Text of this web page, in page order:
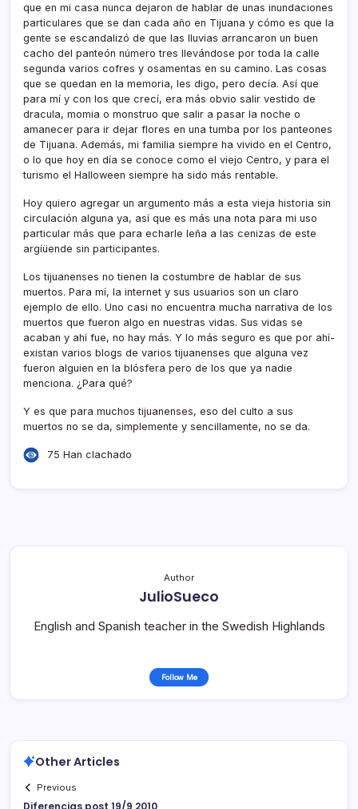
que en mi casa nunca dejaron de hablar de unas inundaciones
particulares que se dan cada año en Tijuana y cómo es que la
gente se escandalizó de que las lluvias arrancaron un buen
cacho del panteón número tres llevándose por toda la calle
segunda varios cofres y osamentas en su camino. Las cosas
que se quedan en la memoria, les digo, pero decí­a. Así­ que
para mí­ y con los que crecí­, era más obvio salir vestido de
dracula, momia o monstruo que salir a pasar la noche o
amanecer para ir dejar flores en una tumba por los panteones
de Tijuana. Además, mi familia siempre ha vivido en el Centro,
o lo que hoy en dí­a se conoce como el viejo Centro, y para el
turismo el Halloween siempre ha sido más rentable.
Hoy quiero agregar un argumento más a esta vieja historia sin
circulación alguna ya, así­ que es más una nota para mi uso
particular más que para echarle leña a las cenizas de este
argíüende sin participantes.
Los tijuanenses no tienen la costumbre de hablar de sus
muertos. Para mí­, la internet y sus usuarios son un claro
ejemplo de ello. Uno casi no encuentra mucha narrativa de los
muertos que fueron algo en nuestras vidas. Sus vidas se
acaban y ahí­ fue, no hay más. Y lo más seguro es que por ahí­
existan varios blogs de varios tijuanenses que alguna vez
fueron alguien en la blósfera pero de los que ya nadie
menciona. ¿Para qué?
Y es que para muchos tijuanenses, eso del culto a sus
muertos no se da, simplemente y sencillamente, no se da.
75 Han clachado
Author
JulioSueco
English and Spanish teacher in the Swedish Highlands
Follow Me
Other Articles
Previous